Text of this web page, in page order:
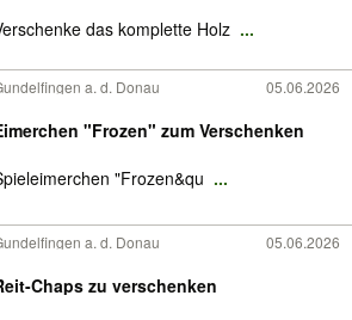
das komplette Holz ...
a. d. Donau 05.06.2026
"Frozen" zum Verschenken
"Frozen&qu ...
a. d. Donau 05.06.2026
Chaps zu verschenken